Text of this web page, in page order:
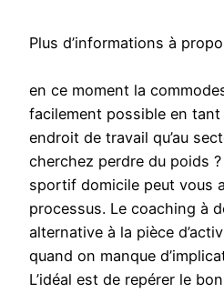
Plus d’informations à
en ce moment la
facilement possible en tant
endroit de travail qu’au
cherchez perdre du poids
sportif domicile peut vous
processus. Le coaching à
alternative à la pièce
quand on manque
L’idéal est de repérer le